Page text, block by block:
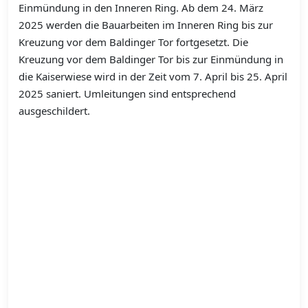
Einmündung in den Inneren Ring. Ab dem 24. März
2025 werden die Bauarbeiten im Inneren Ring bis zur
Kreuzung vor dem Baldinger Tor fortgesetzt. Die
Kreuzung vor dem Baldinger Tor bis zur Einmündung in
die Kaiserwiese wird in der Zeit vom 7. April bis 25. April
2025 saniert. Umleitungen sind entsprechend
ausgeschildert.